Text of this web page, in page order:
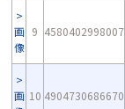
画
像
9 4580402998007
画 10 4904730686670